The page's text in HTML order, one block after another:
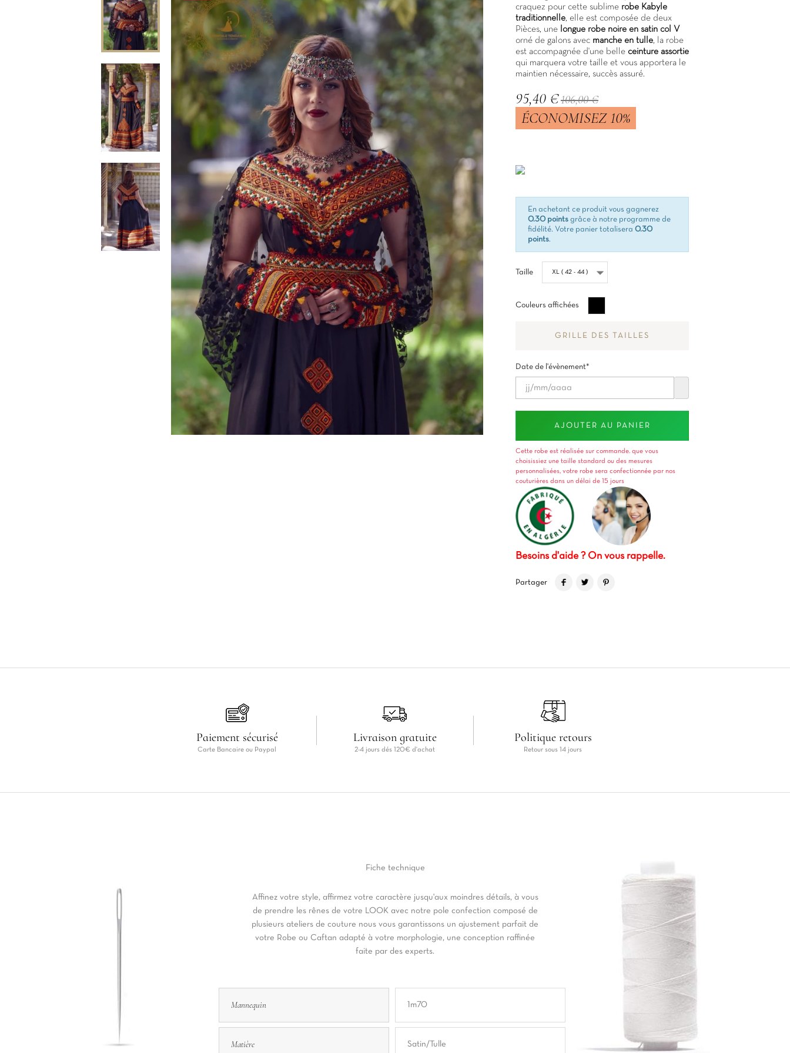
craquez pour cette sublime robe Kabyle
traditionnelle, elle est composée de deux
Pièces, une longue robe noire en satin col V
orné de galons avec manche en tulle, la robe
est accompagnée d'une belle ceinture assortie
qui marquera votre taille et vous apportera le
maintien nécessaire, succès assuré.
95,40 €106,00 €
ÉCONOMISEZ 10%
En achetant ce produit vous gagnerez
0.30 points grâce à notre programme de
fidélité. Votre panier totalisera 0.30
points.
Taille
Couleurs affichées
GRILLE DES TAILLES
Date de l'évènement*
AJOUTER AU PANIER
Cette robe est réalisée sur commande. que vous
choisissiez une taille standard ou des mesures
personnalisées, votre robe sera confectionnée par nos
couturières dans un délai de 15 jours
Besoins d'aide ? On vous rappelle.
Partager
Paiement sécurisé
Carte Bancaire ou Paypal
Livraison gratuite
2-4 jours dés 120€ d'achat
Politique retours
Retour sous 14 jours
Fiche technique
Affinez votre style, affirmez votre caractère jusqu'aux moindres détails, à vous
de prendre les rênes de votre LOOK avec notre pole confection composé de
plusieurs ateliers de couture nous vous garantissons un ajustement parfait de
votre Robe ou Caftan adapté à votre morphologie, une conception raffinée
faite par des experts.
Mannequin 1m70
Matière Satin/tulle